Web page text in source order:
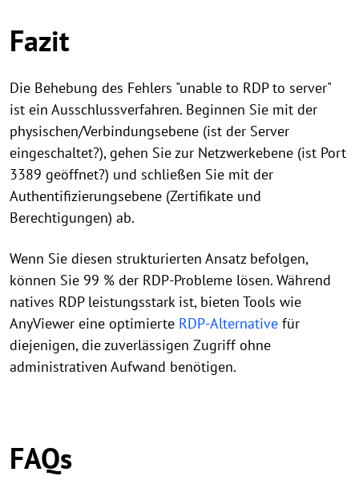
Fazit
Die Behebung des Fehlers "unable to RDP to server"
ist ein Ausschlussverfahren. Beginnen Sie mit der
physischen/Verbindungsebene (ist der Server
eingeschaltet?), gehen Sie zur Netzwerkebene (ist Port
3389 geöffnet?) und schließen Sie mit der
Authentifizierungsebene (Zertifikate und
Berechtigungen) ab.
Wenn Sie diesen strukturierten Ansatz befolgen,
können Sie 99 % der RDP-Probleme lösen. Während
natives RDP leistungsstark ist, bieten Tools wie
AnyViewer eine optimierte RDP-Alternative für
diejenigen, die zuverlässigen Zugriff ohne
administrativen Aufwand benötigen.
FAQs